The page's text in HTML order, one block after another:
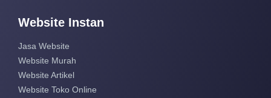
Website Instan
Jasa Website
Website Murah
Website Artikel
Website Toko Online